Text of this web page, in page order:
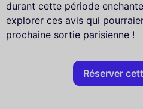
durant cette période
explorer ces avis qui
prochaine sortie parisienne !
Réserver